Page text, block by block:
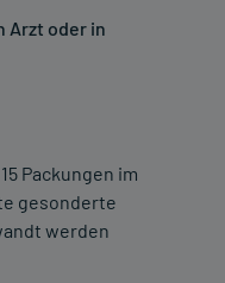
Arzt oder in
Packungen im
gesonderte
werden